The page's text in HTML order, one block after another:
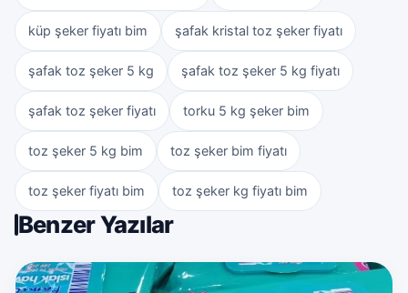
küp şeker fiyatı bim şafak kristal toz şeker fiyatı
şafak toz şeker 5 kg şafak toz şeker 5 kg fiyatı
şafak toz şeker fiyatı torku 5 kg şeker bim
toz şeker 5 kg bim toz şeker bim fiyatı
toz şeker fiyatı bim toz şeker kg fiyatı bim
Benzer Yazılar